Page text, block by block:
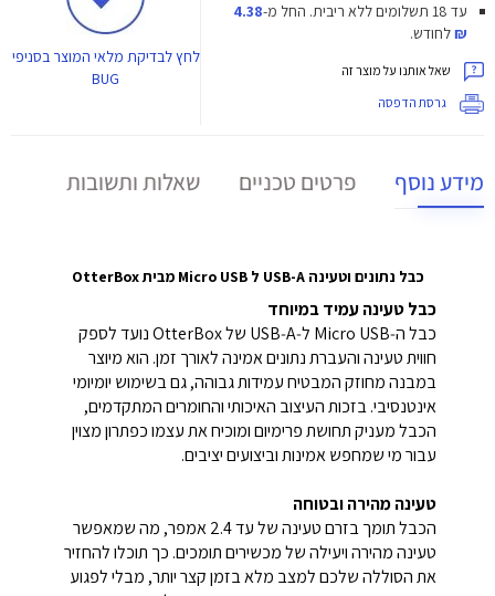
עד 18 תשלומים ללא ריבית.
החל מ-4.38
₪לחודש.
שאל אותנו על מוצר זה
גרסת הדפסה
לחץלבדיקת מלאי המוצר בסניפי
BUG
מידע נוסף פרטים טכניים שאלות ותשובות
כבל נתונים וטעינה USB-A ל Micro USB מבית OtterBox
כבל טעינה עמיד במיוחד
כבל ה‑Micro USB ל‑USB‑A של OtterBox נועד לספק
חווית טעינה והעברת נתונים אמינה לאורך זמן. הוא מיוצר
במבנה מחוזק המבטיח עמידות גבוהה, גם בשימוש יומיומי
אינטנסיבי. בזכות העיצוב האיכותי והחומרים המתקדמים,
הכבל מעניק תחושת פרימיום ומוכיח את עצמו כפתרון מצוין
עבור מי שמחפש אמינות וביצועים יציבים.
טעינה מהירה ובטוחה
הכבל תומך בזרם טעינה של עד ‎2.4‎ אמפר, מה שמאפשר
טעינה מהירה ויעילה של מכשירים תומכים. כך תוכלו להחזיר
את הסוללה שלכם למצב מלא בזמן קצר יותר, מבלי לפגוע